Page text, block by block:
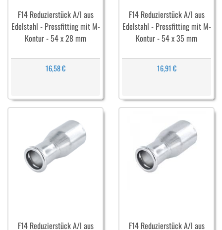
F14 Reduzierstück A/I aus
Edelstahl - Pressfitting mit M-
Kontur - 54 x 28 mm
16,58 €
F14 Reduzierstück A/I aus
Edelstahl - Pressfitting mit M-
Kontur - 54 x 35 mm
16,91 €
F14 Reduzierstück A/I aus
F14 Reduzierstück A/I aus